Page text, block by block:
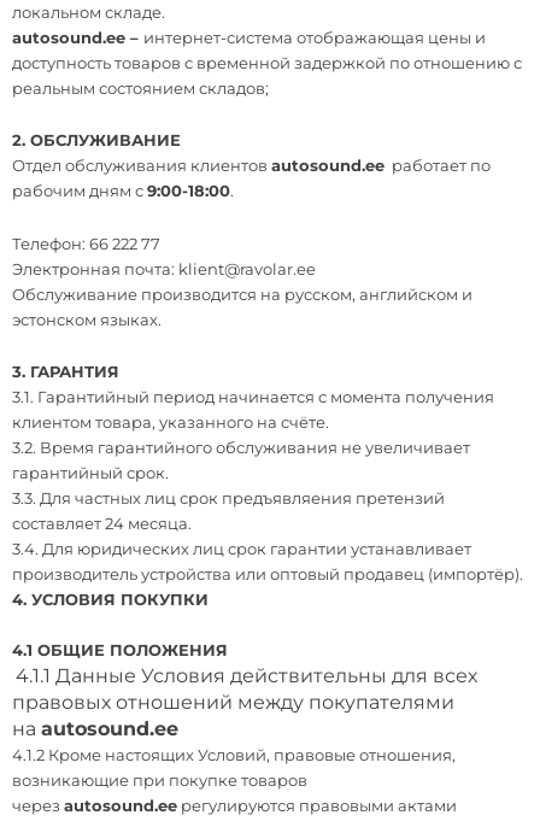
локальном складе.
autosound.ee – интернет-система отображающая цены и
доступность товаров с временной задержкой по отношению с
реальным состоянием складов;
2. ОБСЛУЖИВАНИЕ
Отдел обслуживания клиентов autosound.ee работает по
рабочим дням с 9:00-18:00.
Телефон: 66 222 77
Электронная почта: klient@ravolar.ee
Обслуживание производится на русском, английском и
эстонском языках.
3. ГАРАНТИЯ
3.1. Гарантийный период начинается с момента получения
клиентом товара, указанного на счёте.
3.2. Время гарантийного обслуживания не увеличивает
гарантийный срок.
3.3. Для частных лиц срок предъявляения претензий
составляет 24 месяца.
3.4. Для юридических лиц срок гарантии устанавливает
производитель устройства или оптовый продавец (импортёр).
4. УСЛОВИЯ ПОКУПКИ
4.1 ОБЩИЕ ПОЛОЖЕНИЯ
4.1.1 Данные Условия действительны для всех
правовых отношений между покупателями
на autosound.ee
4.1.2 Кроме настоящих Условий, правовые отношения,
возникающие при покупке товаров
через autosound.ee регулируются правовыми актами